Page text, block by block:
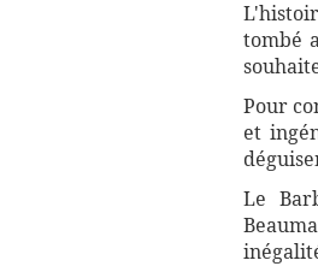
tombé
Pour
et
Le